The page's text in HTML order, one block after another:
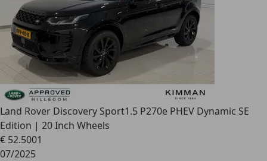
Land Rover Discovery Sport1.5 P270e PHEV Dynamic SE
Edition | 20 Inch Wheels
€ 52.5001
07/2025